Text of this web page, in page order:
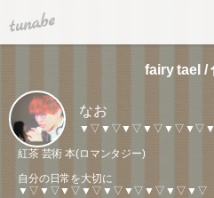
tuna.be
fairy tael /
なお
紅茶 芸術 本(ロマンタジー)
自分の日常を大切に
▼▽▼▽▼▽▼▽▼▽▼▽▼▽▼▽▼▽